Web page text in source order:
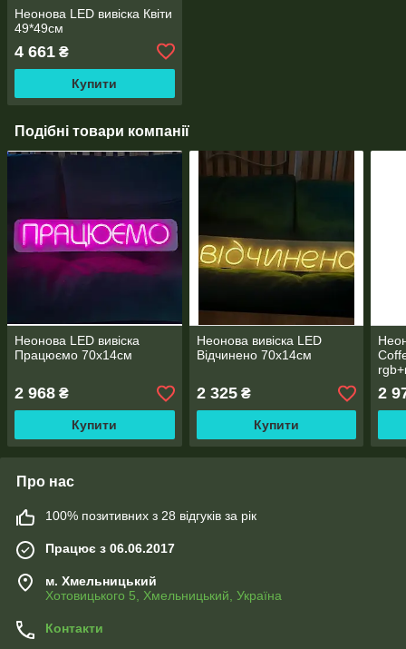
Неонова LED вивіска Квіти
49*49см
4 661 ₴
Купити
Подібні товари компанії
Неонова LED вивіска
Працюємо 70х14см
2 968 ₴
Купити
Неонова вивіска LED
Відчинено 70х14см
2 325₴
Купити
2
Про нас
100% позитивних з 28 відгуків за рік
Працює з 06.06.2017
м. Хмельницький
Хотовицького 5, Хмельницький, Україна
Контакти